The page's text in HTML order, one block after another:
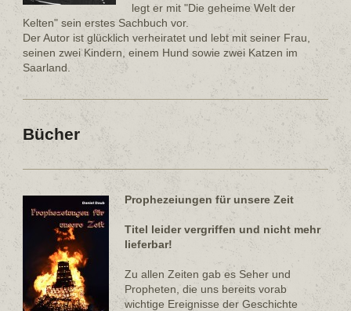
legt er mit "Die geheime Welt der
Kelten" sein erstes Sachbuch vor.
Der Autor ist glücklich verheiratet und lebt mit seiner Frau,
seinen zwei Kindern, einem Hund sowie zwei Katzen im
Saarland.
Bücher
Prophezeiungen für unsere Zeit
Titel leider vergriffen und nicht mehr
lieferbar!
Zu allen Zeiten gab es Seher und
Propheten, die uns bereits vorab
wichtige Ereignisse der Geschichte